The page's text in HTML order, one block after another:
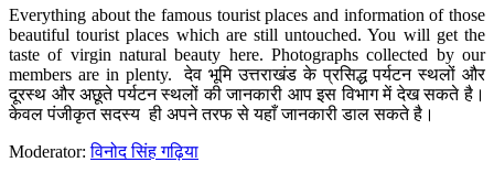
Everything about the famous tourist places and information of those
beautiful tourist places which are still untouched. You will get the
taste of virgin natural beauty here. Photographs collected by our
members are in plenty. देव भूमि उत्तराखंड के प्रसिद्ध पर्यटन स्थलों और
दूरस्थ और अछूते पर्यटन स्थलों की जानकारी आप इस विभाग में देख सकते है।
केवल पंजीकृत सदस्य ही अपने तरफ से यहाँ जानकारी डाल सकते है।
Moderator:विनोद सिंह गढ़िया